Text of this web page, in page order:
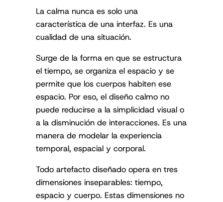
La calma nunca es solo una
característica de una interfaz. Es una
cualidad de una situación.
Surge de la forma en que se estructura
el tiempo, se organiza el espacio y se
permite que los cuerpos habiten ese
espacio. Por eso, el diseño calmo no
puede reducirse a la simplicidad visual o
a la disminución de interacciones. Es una
manera de modelar la experiencia
temporal, espacial y corporal.
Todo artefacto diseñado opera en tres
dimensiones inseparables: tiempo,
espacio y cuerpo. Estas dimensiones no